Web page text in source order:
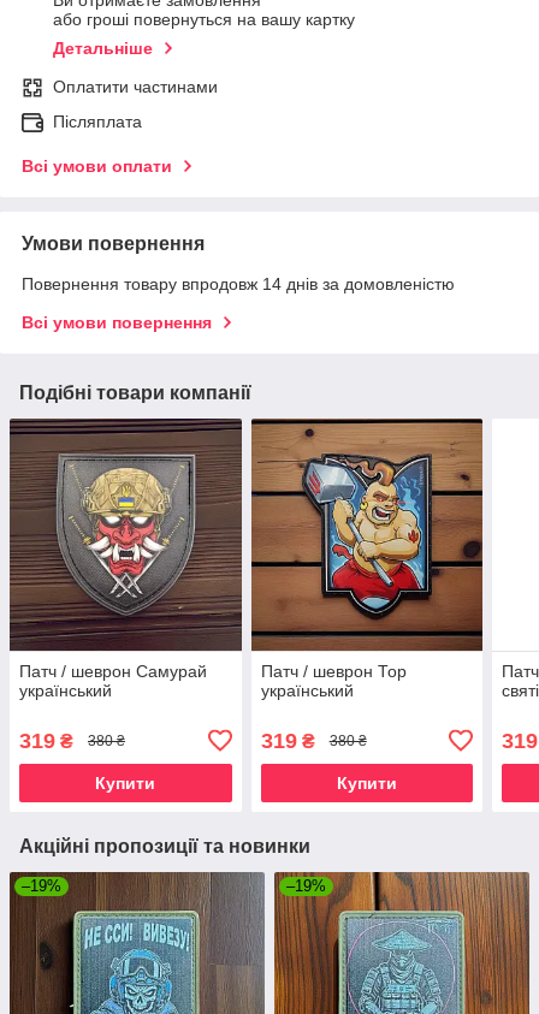
або гроші повернуться на вашу картку
Детальніше
Оплатити частинами
Післяплата
Всі умови оплати
Умови повернення
Повернення товару впродовж 14 днів за домовленістю
Всі умови повернення
Подібні товари компанії
Патч / шеврон Самурай
український
319 ₴ 380 ₴
Купити
Патч / шеврон Тор
український
319₴ 380 ₴
Купити
319
Акційні пропозиції та новинки
–19% –19%